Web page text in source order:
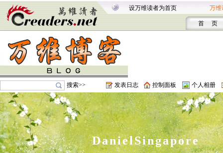
设万维读者为首页 万维
首 页
搜索>> 发表日志 控制面板 个人相册
DanielSingapore